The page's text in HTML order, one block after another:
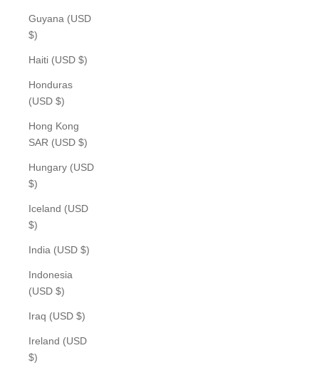
Guyana (USD
$)
Haiti (USD $)
Honduras
(USD $)
Hong Kong
SAR (USD $)
Hungary (USD
$)
Iceland (USD
$)
India (USD $)
Indonesia
(USD $)
Iraq (USD $)
Ireland (USD
$)